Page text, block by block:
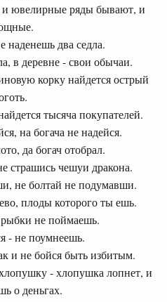
ювелирные ряды бывают, и
наденешь два седла.
в деревне - свои обычаи.
корку найдется острый
тысяча покупателей.
на богача не надейся.
да богач отобрал.
страшись чешуи дракона.
не болтай не подумавши.
плоды которого ты ешь.
не поймаешь.
- не поумнеешь.
и не бойся быть избитым.
- хлопушка лопнет, и
о деньгах.